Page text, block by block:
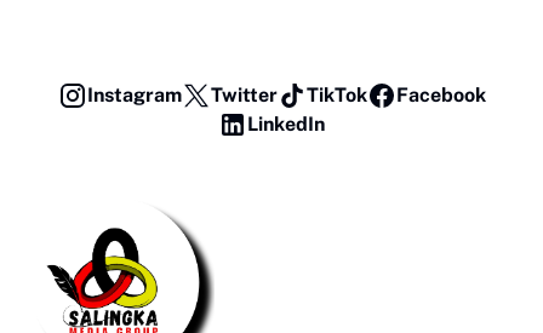
Instagram Twitter TikTok
Facebook
LinkedIn